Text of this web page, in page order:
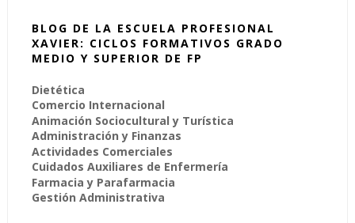
BLOG DE LA ESCUELA PROFESIONAL
XAVIER: CICLOS FORMATIVOS GRADO
MEDIO Y SUPERIOR DE FP
Dietética
Comercio Internacional
Animación Sociocultural y Turística
Administración y Finanzas
Actividades Comerciales
Cuidados Auxiliares de Enfermería
Farmacia y Parafarmacia
Gestión Administrativa